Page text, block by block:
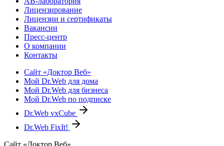
Лицензирование
Лицензии и сертификаты
Вакансии
Пресс-центр
О компании
Контакты
Сайт «Доктор Веб»
Мой Dr.Web для дома
Мой Dr.Web для бизнеса
Мой Dr.Web по подписке
Dr.Web vxCube
Dr.Web FixIt!
Сайт «Доктор Веб»